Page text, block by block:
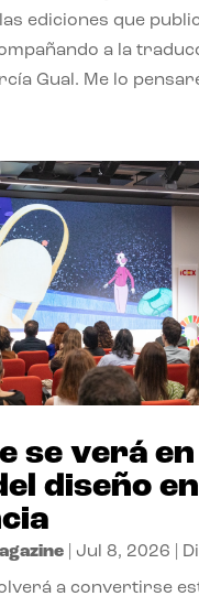
ediciones que
a la
Gual. Me lo
se verá en
diseño en
| Jul 8, 2026
a convertirse